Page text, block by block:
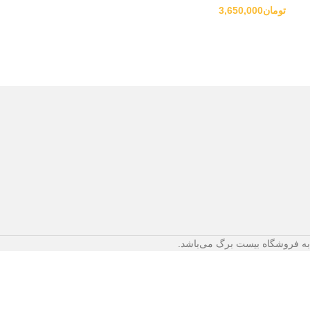
تومان3,650,000
به فروشگاه بیست برگ می‌باشد.